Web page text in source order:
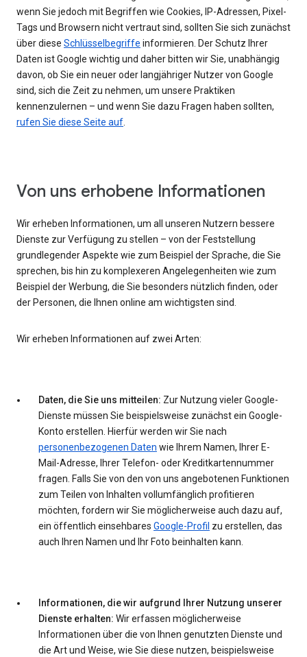
wenn Sie jedoch mit Begriffen wie Cookies, IP-Adressen, Pixel-
Tags und Browsern nicht vertraut sind, sollten Sie sich zunächst
über diese Schlüsselbegriffe informieren. Der Schutz Ihrer
Daten ist Google wichtig und daher bitten wir Sie, unabhängig
davon, ob Sie ein neuer oder langjähriger Nutzer von Google
sind, sich die Zeit zu nehmen, um unsere Praktiken
kennenzulernen – und wenn Sie dazu Fragen haben sollten,
rufen Sie diese Seite auf.
Von uns erhobene Informationen
Wir erheben Informationen, um all unseren Nutzern bessere
Dienste zur Verfügung zu stellen – von der Feststellung
grundlegender Aspekte wie zum Beispiel der Sprache, die Sie
sprechen, bis hin zu komplexeren Angelegenheiten wie zum
Beispiel der Werbung, die Sie besonders nützlich finden, oder
der Personen, die Ihnen online am wichtigsten sind.
Wir erheben Informationen auf zwei Arten:
Daten, die Sie uns mitteilen: Zur Nutzung vieler Google-
Dienste müssen Sie beispielsweise zunächst ein Google-
Konto erstellen. Hierfür werden wir Sie nach
personenbezogenen Daten wie Ihrem Namen, Ihrer E-
Mail-Adresse, Ihrer Telefon- oder Kreditkartennummer
fragen. Falls Sie von den von uns angebotenen Funktionen
zum Teilen von Inhalten vollumfänglich profitieren
möchten, fordern wir Sie möglicherweise auch dazu auf,
ein öffentlich einsehbares Google-Profil zu erstellen, das
auch Ihren Namen und Ihr Foto beinhalten kann.
Informationen, die wir aufgrund Ihrer Nutzung unserer
Dienste erhalten: Wir erfassen möglicherweise
Informationen über die von Ihnen genutzten Dienste und
die Art und Weise, wie Sie diese nutzen, beispielsweise